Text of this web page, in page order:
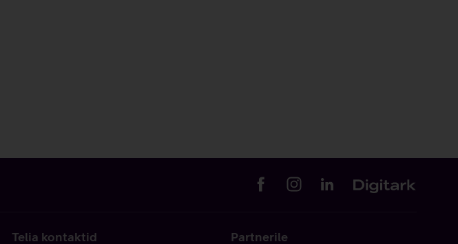
Telia kontaktid Partnerile